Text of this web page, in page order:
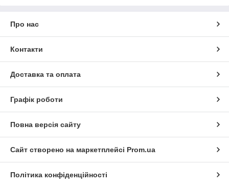
Про нас
Контакти
Доставка та оплата
Графік роботи
Повна версія сайту
Сайт створено на маркетплейсі Prom.ua
Політика конфіденційності